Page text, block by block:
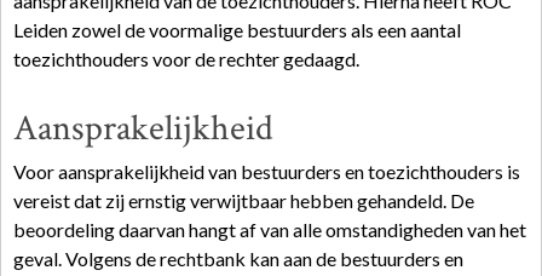
Leiden zowel de voormalige bestuurders als een aantal
toezichthouders voor de rechter gedaagd.
Aansprakelijkheid
Voor aansprakelijkheid van bestuurders en toezichthouders is
vereist dat zij ernstig verwijtbaar hebben gehandeld. De
beoordeling daarvan hangt af van alle omstandigheden van het
geval. Volgens de rechtbank kan aan de bestuurders en